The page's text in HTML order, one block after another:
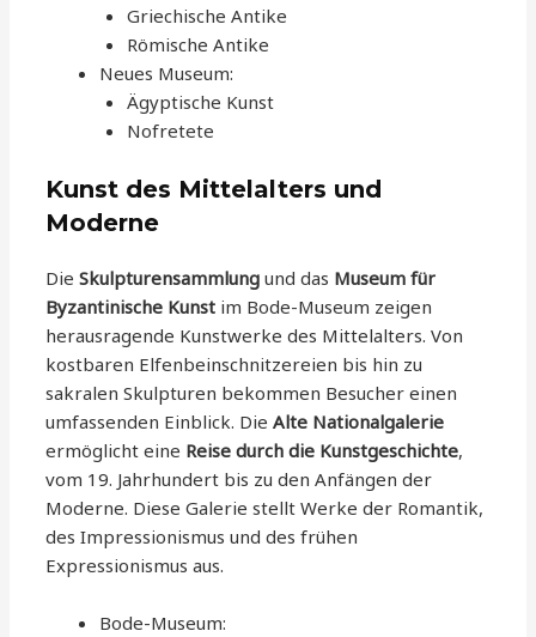
Griechische Antike
Römische Antike
Neues Museum:
Ägyptische Kunst
Nofretete
Kunst des Mittelalters und
Moderne
DieSkulpturensammlung und das Museum für
Byzantinische Kunst im Bode-Museum zeigen
herausragende Kunstwerke des Mittelalters. Von
kostbaren Elfenbeinschnitzereien bis hin zu
sakralen Skulpturen bekommen Besucher einen
umfassenden Einblick. DieAlte Nationalgalerie
ermöglicht eine Reise durch die Kunstgeschichte,
vom 19. Jahrhundert bis zu den Anfängen der
Moderne. Diese Galerie stellt Werke der Romantik,
des Impressionismus und des frühen
Expressionismus aus.
Bode-Museum: